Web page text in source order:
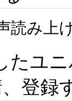
読み上
ユニ
登録